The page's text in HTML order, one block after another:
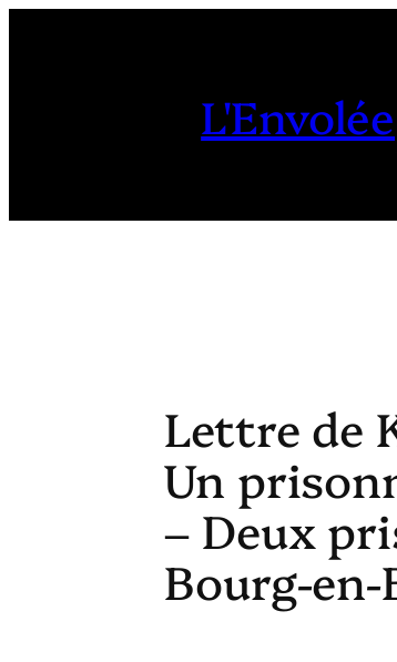
L'Envolée
Lettre de
Un
– Deux
Bourg-en-